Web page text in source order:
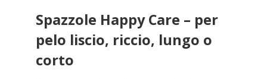
Spazzole Happy Care – per
pelo liscio, riccio, lungo o
corto